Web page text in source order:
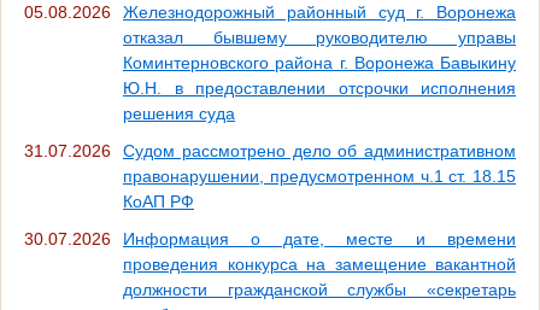
05.08.2026
Железнодорожный районный суд г. Воронежа
отказал бывшему руководителю управы
Коминтерновского района г. Воронежа Бавыкину
Ю.Н. в предоставлении отсрочки исполнения
решения суда
31.07.2026
Судом рассмотрено дело об административном
правонарушении, предусмотренном ч.1 ст. 18.15
КоАП РФ
30.07.2026
Информация о дате, месте и времени
проведения конкурса на замещение вакантной
должности гражданской службы «секретарь